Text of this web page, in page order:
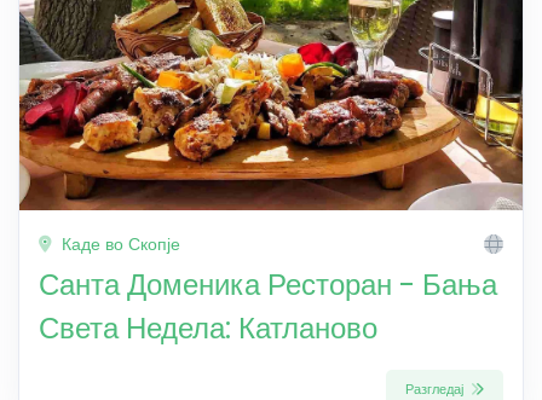
Каде во Скопје
Санта Доменика Ресторан - Бања
Света Недела: Катланово
Разгледај